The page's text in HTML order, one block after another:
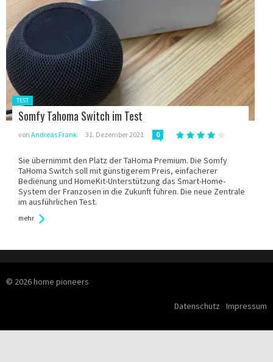
Gepostet
in:
TEST
Somfy Tahoma Switch im Test
von Andreas Frank 31. Dezember 2021 0
Sie übernimmt den Platz der TaHoma Premium. Die Somfy
TaHoma Switch soll mit günstigerem Preis, einfacherer
Bedienung und HomeKit-Unterstützung das Smart-Home-
System der Franzosen in die Zukunft führen. Die neue Zentrale
im ausführlichen Test.
mehr
© 2026 home pioneers
Datenschutz Impressum